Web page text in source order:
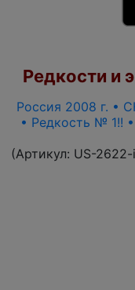
Редкости и
Россия 2008 г. •
• Редкость № 1!!
(Артикул: US-